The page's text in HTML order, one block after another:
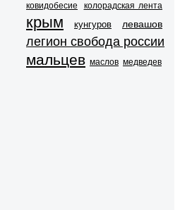
ковидобесие
колорадская лента
крым кунгуров левашов
легион свобода россии
мальцев маслов медведев